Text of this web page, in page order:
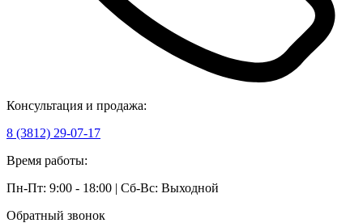
Консультация и продажа:
8 (3812) 29-07-17
Время работы:
Пн-Пт: 9:00 - 18:00 | Сб-Вс: Выходной
Обратный звонок